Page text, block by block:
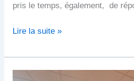
pris le temps, également, de
Lire la suite »
Journée